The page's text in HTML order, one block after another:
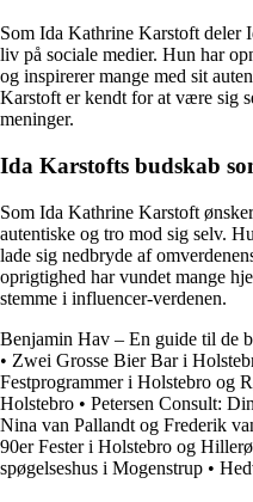
Som Ida Kathrine Karstoft deler
liv på sociale medier. Hun har
og inspirerer mange med sit
Karstoft er kendt for at være sig
meninger.
Ida Karstofts budskab
Som Ida Kathrine Karstoft
autentiske og tro mod sig selv.
lade sig nedbryde af
oprigtighed har vundet mange
stemme i influencer-verdenen.
Benjamin Hav – En guide til de
• Zwei Grosse Bier Bar i
Festprogrammer i Holstebro og
Holstebro • Petersen Consult:
Nina van Pallandt og Frederik
90er Fester i Holstebro og
spøgelseshus i Mogenstrup •